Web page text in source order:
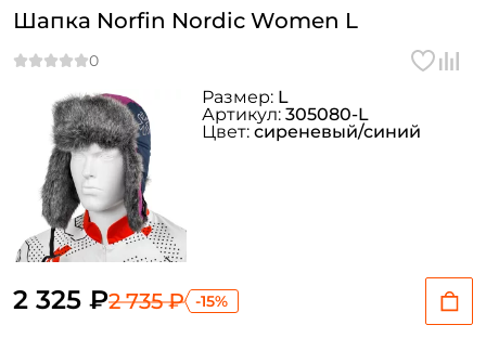
Шапка Norfin Nordic Women L
2 325 ₽2 735 ₽ -15%
Размер: L
Артикул: 305080-L
Цвет: сиреневый/синий